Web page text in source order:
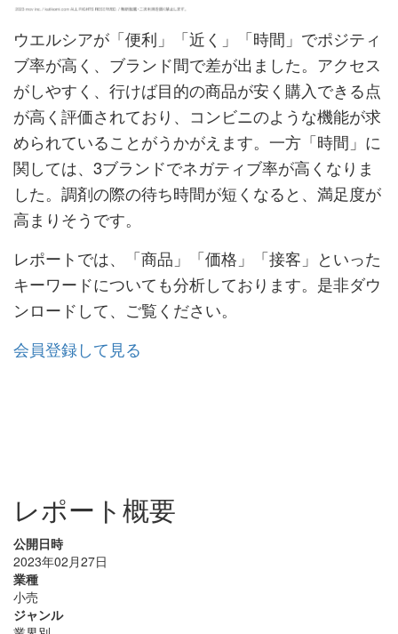
ウエルシアが「便利」「近く」「時間」でポジティ
ブ率が高く、ブランド間で差が出ました。アクセス
がしやすく、行けば目的の商品が安く購入できる点
が高く評価されており、コンビニのような機能が求
められていることがうかがえます。一方「時間」に
関しては、3ブランドでネガティブ率が高くなりま
した。調剤の際の待ち時間が短くなると、満足度が
高まりそうです。
レポートでは、「商品」「価格」「接客」といった
キーワードについても分析しております。是非ダウ
ンロードして、ご覧ください。
会員登録して見る
レポート概要
公開日時
2023年02月27日
業種
小売
ジャンル